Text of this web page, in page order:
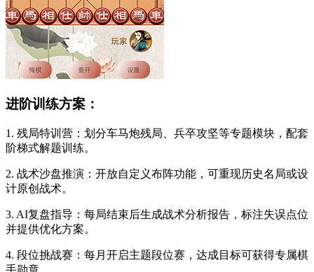
进阶训练方案：
1. 残局特训营：划分车马炮残局、兵卒攻坚等专题模块，配套
阶梯式解题训练。
2. 战术沙盘推演：开放自定义布阵功能，可重现历史名局或设
计原创战术。
3. AI复盘指导：每局结束后生成战术分析报告，标注失误点位
并提供优化方案。
4. 段位挑战赛：每月开启主题段位赛，达成目标可获得专属棋
手勋章。